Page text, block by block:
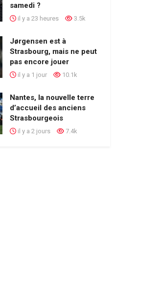
samedi ?
il y a 23 heures 3.5k
Jørgensen est à
Strasbourg, mais ne peut
pas encore jouer
il y a 1 jour 10.1k
Nantes, la nouvelle terre
d’accueil des anciens
Strasbourgeois
il y a 2 jours 7.4k